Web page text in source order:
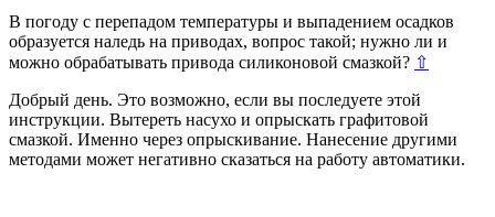
В погоду с перепадом температуры и выпадением осадков
образуется наледь на приводах, вопрос такой; нужно ли и
можно обрабатывать привода силиконовой смазкой? ⇧
Добрый день. Это возможно, если вы последуете этой
инструкции. Вытереть насухо и опрыскать графитовой
смазкой. Именно через опрыскивание. Нанесение другими
методами может негативно сказаться на работу автоматики.